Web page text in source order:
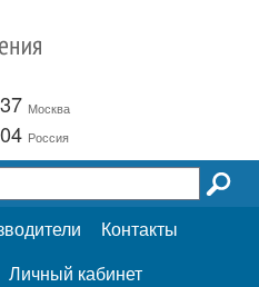
Москва
Россия
Контакты
Личный кабинет